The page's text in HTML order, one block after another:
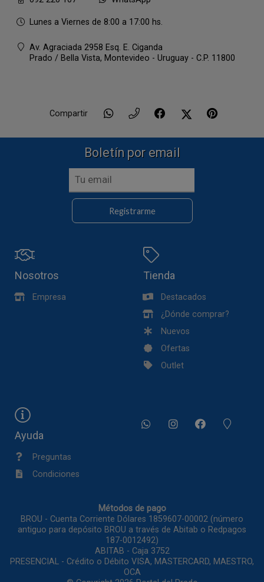
Lunes a Viernes de 8:00 a 17:00 hs.
Av. Agraciada 2958 Esq. E. Ciganda
Prado / Bella Vista, Montevideo - Uruguay - C.P. 11800
Compartir
Boletín por email
Registrarme
Nosotros
Empresa
Tienda
Destacados
¿Dónde comprar?
Nuevos
Ofertas
Outlet
Ayuda
Preguntas
Condiciones
Métodos de pago
BROU - Cuenta Corriente Dólares 1859607-00002 (número
antiguo para depósito BROU a través de Abitab o Redpagos
187-0012492)
ABITAB - Caja 3752
PRESENCIAL - Crédito o Débito VISA, MASTERCARD, MAESTRO,
OCA